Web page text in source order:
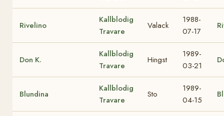
Rivelino
Kallblodig
Travare
Valack
1988-
07-17
Don K.
Kallblodig
Travare
Hingst
1989-
03-21
Blundina
Kallblodig
Travare
Sto
1989-
04-15